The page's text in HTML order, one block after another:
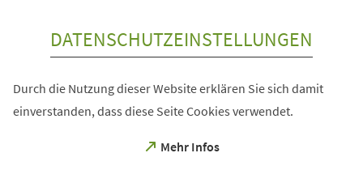
DATENSCHUTZEINSTELLUNGEN
Durch die Nutzung dieser Website erklären Sie sich damit
einverstanden, dass diese Seite Cookies verwendet.
Mehr Infos
(Öffnet